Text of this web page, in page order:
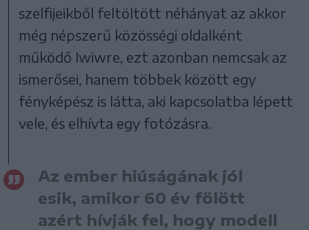
szelfijeikből feltöltött néhányat az akkor
még népszerű közösségi oldalként
működő Iwiwre, ezt azonban nemcsak az
ismerősei, hanem többek között egy
fényképész is látta, aki kapcsolatba lépett
vele, és elhívta egy fotózásra.
Az ember hiúságának jól
esik, amikor 60 év fölött
azért hívják fel, hogy modell